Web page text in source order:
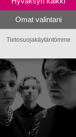
Omat valintani
Tietosuojakäytäntömme